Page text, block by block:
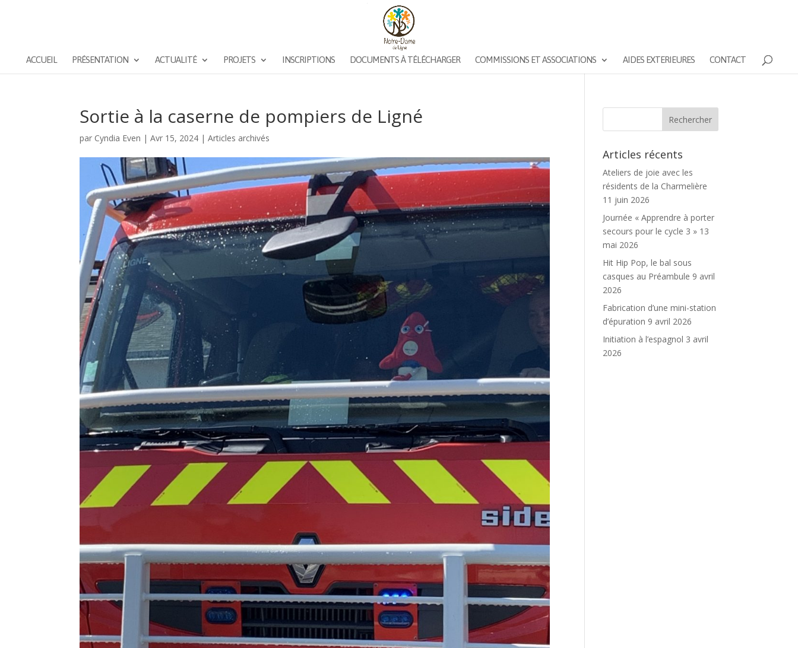
ACCUEIL PRÉSENTATION ACTUALITÉ PROJETS INSCRIPTIONS DOCUMENTS À TÉLÉCHARGER COMMISSIONS ET ASSOCIATIONS AIDES EXTERIEURES CONTACT
Sortie à la caserne de pompiers de Ligné
par Cyndia Even |Avr 15, 2024 |Articles archivés
Articles récents
Ateliers de joie avec les
résidents de la Charmelière
11 juin 2026
Journée « Apprendre à porter
secours pour le cycle 3 » 13
mai 2026
Hit Hip Pop, le bal sous
casques au Préambule 9 avril
2026
Fabrication d’une mini-station
d’épuration 9 avril 2026
Initiation à l’espagnol 3 avril
2026